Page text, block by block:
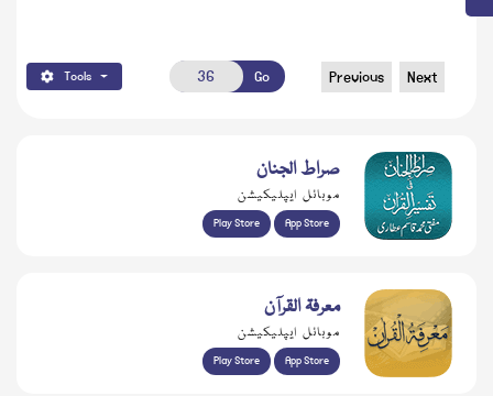
Tools Go Previous Next
صراط الجنان
موبائل ایپلیکیشن
Play Store App Store
معرفۃ القرآن
موبائل ایپلیکیشن
Play Store App Store